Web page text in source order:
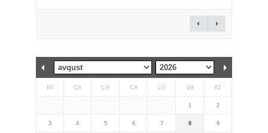
BE ÇA ÇƏ CA CÜ ŞƏ BZ
1 2
3 4 5 6 7 8 9